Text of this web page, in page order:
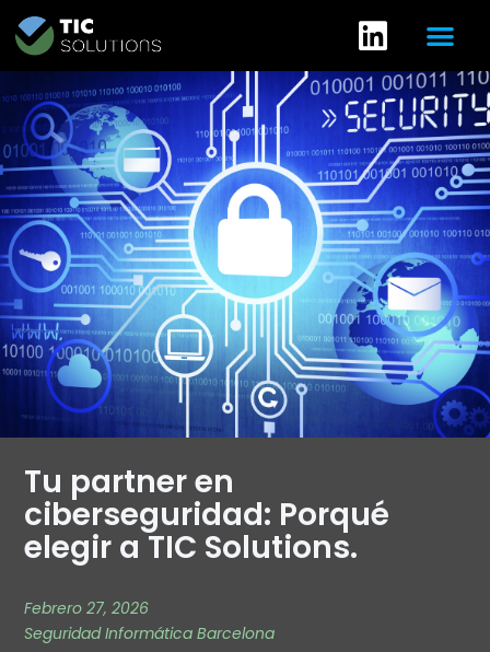
Tu partner en
ciberseguridad: Porqué
elegir a TIC Solutions.
Febrero 27, 2026
Seguridad Informática Barcelona